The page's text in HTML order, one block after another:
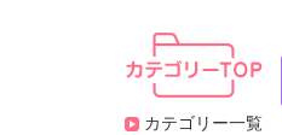
カテゴリー一覧